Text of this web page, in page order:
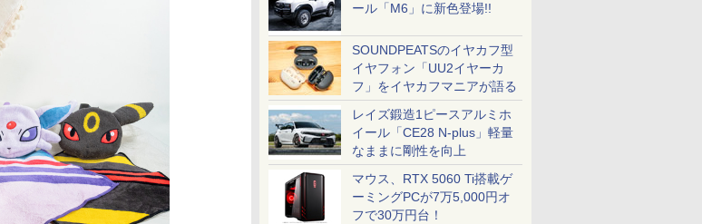
ール「M6」に新色登場!!
SOUNDPEATSのイヤカフ型
イヤフォン「UU2イヤーカ
フ」をイヤカフマニアが語る
レイズ鍛造1ピースアルミホ
イール「CE28 N-plus」軽量
なままに剛性を向上
マウス、RTX 5060 Ti搭載ゲ
ーミングPCが7万5,000円オ
フで30万円台！